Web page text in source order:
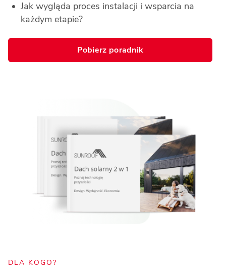
Jak wygląda proces instalacji i wsparcia na
każdym etapie?
Pobierz poradnik
DLA KOGO?